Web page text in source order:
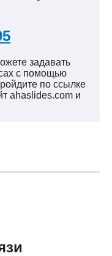
задавать
с помощью
по ссылке
ahaslides.com и